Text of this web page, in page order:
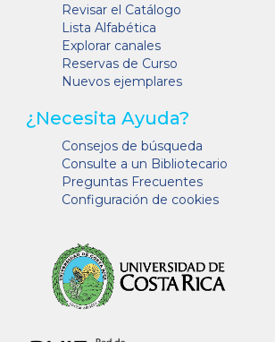
Revisar el Catálogo
Lista Alfabética
Explorar canales
Reservas de Curso
Nuevos ejemplares
¿Necesita Ayuda?
Consejos de búsqueda
Consulte a un Bibliotecario
Preguntas Frecuentes
Configuración de cookies